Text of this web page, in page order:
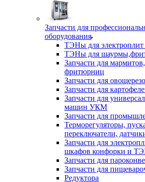
Запчасти для
оборудования
ТЭНы для
ТЭНы для
Запчасти для
фритюрниц
Запчасти для
Запчасти для
Запчасти для
машин УКМ
Запчасти для
Терморегуляторы,
переключатели,
Запчасти для
шкафов конфорки и
Запчасти для
Запчасти для
Редуктора